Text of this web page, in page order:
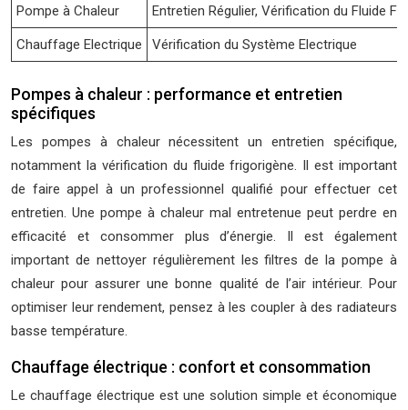
Pompe à Chaleur Entretien Régulier, Vérification du Fluide
Chauffage Electrique Vérification du Système Electrique
Pompes à chaleur : performance et entretien
spécifiques
Les pompes à chaleur nécessitent un entretien spécifique,
notamment la vérification du fluide frigorigène. Il est important
de faire appel à un professionnel qualifié pour effectuer cet
entretien. Une pompe à chaleur mal entretenue peut perdre en
efficacité et consommer plus d’énergie. Il est également
important de nettoyer régulièrement les filtres de la pompe à
chaleur pour assurer une bonne qualité de l’air intérieur. Pour
optimiser leur rendement, pensez à les coupler à des radiateurs
basse température.
Chauffage électrique : confort et consommation
Le chauffage électrique est une solution simple et économique